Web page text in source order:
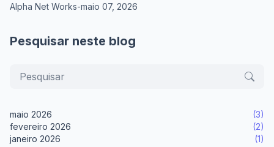
Alpha Net Works-maio 07, 2026
Pesquisar neste blog
maio 2026
(3)
fevereiro 2026
(2)
janeiro 2026
(1)